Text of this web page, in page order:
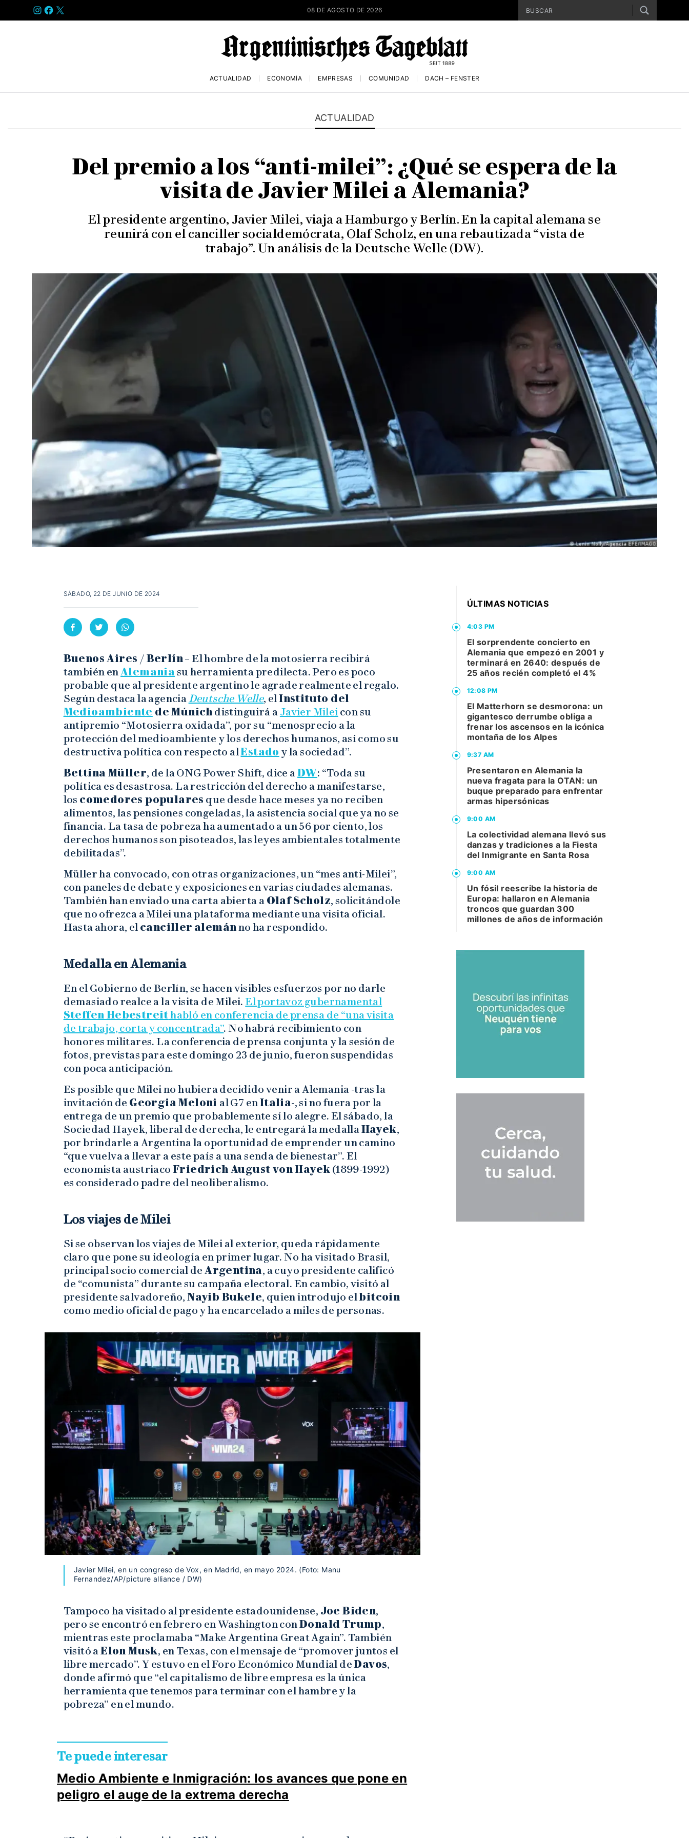
INSTAGRAM
FACEBOOK
X 08 DE AGOSTO DE 2026
ACTUALIDAD ECONOMÍA EMPRESAS COMUNIDAD DACH – FENSTER
ACTUALIDAD
Del premio a los “anti-milei”: ¿Qué se espera de la
visita de Javier Milei a Alemania?
El presidente argentino, Javier Milei, viaja a Hamburgo y Berlín. En la capital alemana se
reunirá con el canciller socialdemócrata, Olaf Scholz, en una rebautizada “vista de
trabajo”. Un análisis de la Deutsche Welle (DW).
SÁBADO, 22 DE JUNIO DE 2024
Buenos Aires / Berlín– El hombre de la motosierra recibirá
también enAlemaniasu herramienta predilecta. Pero es poco
probable que al presidente argentino le agrade realmente el regalo.
Según destaca la agenciaDeutsche Welle, elInstituto del
Medioambiente de Múnich distinguirá a Javier Milei con su
antipremio “Motosierra oxidada”, por su “menosprecio a la
protección del medioambiente y los derechos humanos, así como su
destructiva política con respecto alEstado y la sociedad”.
Bettina Müller, de la ONG Power Shift, dice aDW: “Toda su
política es desastrosa. La restricción del derecho a manifestarse,
los comedores populares que desde hace meses ya no reciben
alimentos, las pensiones congeladas, la asistencia social que ya no se
financia. La tasa de pobreza ha aumentado a un 56 por ciento, los
derechos humanos son pisoteados, las leyes ambientales totalmente
debilitadas”.
Müller ha convocado, con otras organizaciones, un “mes anti-Milei”,
con paneles de debate y exposiciones en varias ciudades alemanas.
También han enviado una carta abierta a Olaf Scholz, solicitándole
que no ofrezca a Milei una plataforma mediante una visita oficial.
Hasta ahora, el canciller alemánno ha respondido.
Medalla en Alemania
En el Gobierno de Berlín, se hacen visibles esfuerzos por no darle
demasiado realce a la visita de Milei.El portavoz gubernamental
Steffen Hebestreithabló en conferencia de prensa de “una visita
de trabajo, corta y concentrada”. No habrá recibimiento con
honores militares. La conferencia de prensa conjunta y la sesión de
fotos, previstas para este domingo 23 de junio, fueron suspendidas
con poca anticipación.
Es posible que Milei no hubiera decidido venir a Alemania -tras la
invitación de Georgia Meloni al G7 enItalia-, si no fuera por la
entrega de un premio que probablemente sí lo alegre. El sábado, la
Sociedad Hayek, liberal de derecha, le entregará la medallaHayek,
por brindarle a Argentina la oportunidad de emprender un camino
“que vuelva a llevar a este país a una senda de bienestar”. El
economista austriacoFriedrich August von Hayek (1899-1992)
es considerado padre del neoliberalismo.
Los viajes de Milei
Si se observan los viajes de Milei al exterior, queda rápidamente
claro que pone su ideología en primer lugar. No ha visitado Brasil,
principal socio comercial deArgentina, a cuyo presidente calificó
de “comunista” durante su campaña electoral. En cambio, visitó al
presidente salvadoreño,Nayib Bukele, quien introdujo elbitcoin
como medio oficial de pago y ha encarcelado a miles de personas.
Javier Milei, en un congreso de Vox, en Madrid, en mayo 2024. (Foto: Manu
Fernandez/AP/picture alliance / DW)
Tampoco ha visitado al presidente estadounidense, Joe Biden,
pero se encontró en febrero en Washington conDonald Trump,
mientras este proclamaba “Make Argentina Great Again”. También
visitó aElon Musk, en Texas, con el mensaje de “promover juntos el
libre mercado”. Y estuvo en el Foro Económico Mundial deDavos,
donde afirmó que “el capitalismo de libre empresa es la única
herramienta que tenemos para terminar con el hambre y la
pobreza” en el mundo.
Te puede interesar
Medio Ambiente e Inmigración: los avances que pone en
peligro el auge de la extrema derecha
ÚLTIMAS NOTICIAS
4:03 PM
El sorprendente concierto en
Alemania que empezó en 2001 y
terminará en 2640: después de
25 años recién completó el 4%
12:08 PM
El Matterhorn se desmorona: un
gigantesco derrumbe obliga a
frenar los ascensos en la icónica
montaña de los Alpes
9:37 AM
Presentaron en Alemania la
nueva fragata para la OTAN: un
buque preparado para enfrentar
armas hipersónicas
9:00 AM
La colectividad alemana llevó sus
danzas y tradiciones a la Fiesta
del Inmigrante en Santa Rosa
9:00 AM
Un fósil reescribe la historia de
Europa: hallaron en Alemania
troncos que guardan 300
millones de años de información